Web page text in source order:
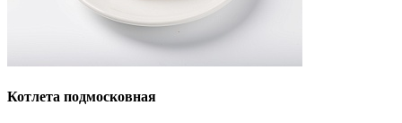
Котлета подмосковная